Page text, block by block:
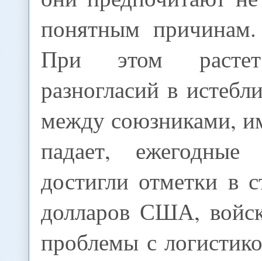
понятным
При этом растет
разногласий в
между союзниками,
падает,
достигли отметки в
долларов США,
проблемы с